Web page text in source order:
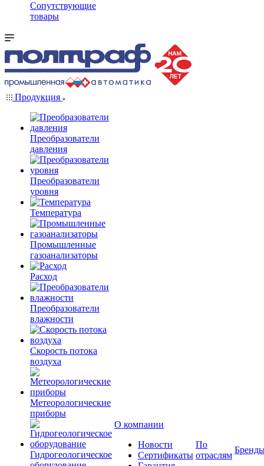
Сопутствующие
товары
Продукция
Преобразователи
давления
Преобразователи
уровня
Температура
Промышленные
газоанализаторы
Расход
Преобразователи
влажности
Скорость потока
воздуха
Метеорологические
приборы
Гидрогеологическое
О компании
Новости
Сертификаты
По
отраслям